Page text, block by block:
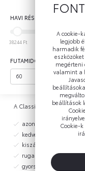
HAVI RÉSZLET
38244 Ft 47842 Ft
FUTAMIDŐ (HÓNAP)
A Classic lízing
azonos kondíciók
kedvező THM 9,5%-tól
kiszámítható, forint
rugalmas futamidő -
gyors hitelbírálat
A cookie-
legjobb
harmadik
megérteni
valamint a
beállítások
Cookie-